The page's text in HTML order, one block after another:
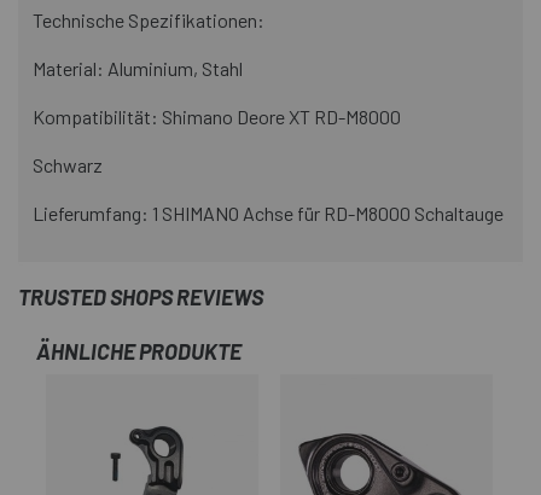
Technische Spezifikationen:
Material: Aluminium, Stahl
Kompatibilität: Shimano Deore XT RD-M8000
Schwarz
Lieferumfang: 1 SHIMANO Achse für RD-M8000 Schaltauge
TRUSTED SHOPS REVIEWS
ÄHNLICHE PRODUKTE